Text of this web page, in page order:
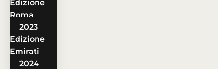
Edizione
Roma
2023
Edizione
Emirati
2024